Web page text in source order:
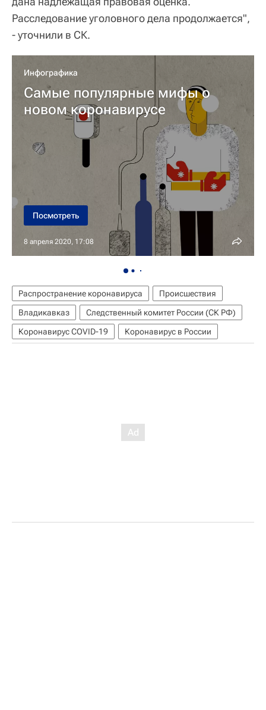
Расследование уголовного дела продолжается",
- уточнили в СК.
8 апреля 2020, 17:08
Инфографика
Самые популярные мифы о
новом коронавирусе
Посмотреть
Распространение коронавируса
Происшествия
Владикавказ
Следственный комитет России (СК РФ)
Коронавирус COVID-19
Коронавирус в России